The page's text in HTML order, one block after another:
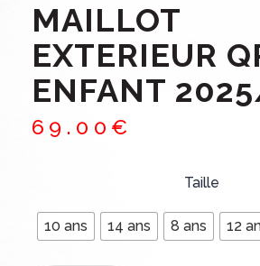
MAILLOT
EXTERIEUR
ENFANT
69 . 00 €
Taille
10 ans 14 ans 8 ans 12